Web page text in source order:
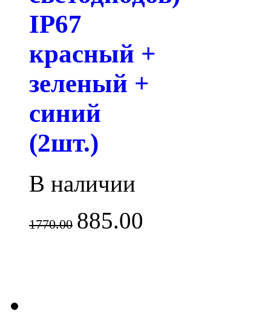
IP67
красный +
зеленый +
синий
(2шт.)
В наличии
1770.00 885.00